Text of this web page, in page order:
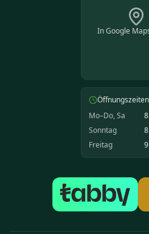
In Google
Öffnungszeiten
Mo–Do, Sa
Sonntag
Freitag